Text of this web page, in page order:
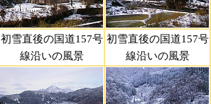
初雪直後の国道157号
線沿いの風景
初雪直後の国道157号
線沿いの風景